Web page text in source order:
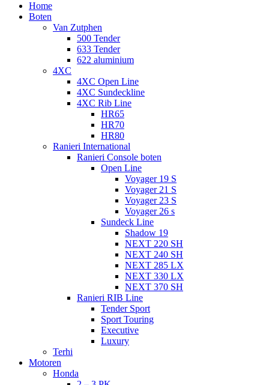
Home
Boten
Van Zutphen
500 Tender
633 Tender
622 aluminium
4XC
4XC Open Line
4XC Sundeckline
4XC Rib Line
HR65
HR70
HR80
Ranieri International
Ranieri Console boten
Open Line
Voyager 19 S
Voyager 21 S
Voyager 23 S
Voyager 26 s
Sundeck Line
Shadow 19
NEXT 220 SH
NEXT 240 SH
NEXT 285 LX
NEXT 330 LX
NEXT 370 SH
Ranieri RIB Line
Tender Sport
Sport Touring
Executive
Luxury
Terhi
Motoren
Honda